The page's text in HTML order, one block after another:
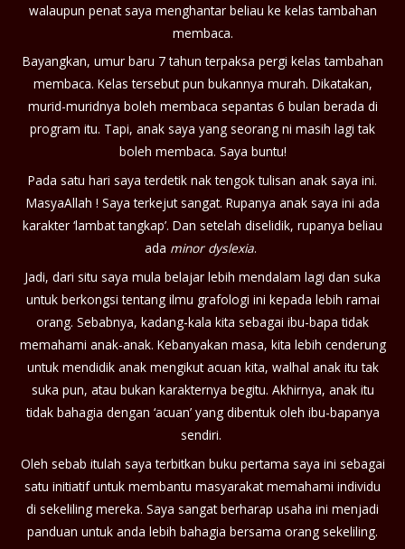
walaupun penat saya menghantar beliau ke kelas tambahan
membaca.
Bayangkan, umur baru 7 tahun terpaksa pergi kelas tambahan
membaca. Kelas tersebut pun bukannya murah. Dikatakan,
murid-muridnya boleh membaca sepantas 6 bulan berada di
program itu. Tapi, anak saya yang seorang ni masih lagi tak
boleh membaca. Saya buntu!
Pada satu hari saya terdetik nak tengok tulisan anak saya ini.
MasyaAllah ! Saya terkejut sangat. Rupanya anak saya ini ada
karakter ‘lambat tangkap’. Dan setelah diselidik, rupanya beliau
ada minor dyslexia.
Jadi, dari situ saya mula belajar lebih mendalam lagi dan suka
untuk berkongsi tentang ilmu grafologi ini kepada lebih ramai
orang. Sebabnya, kadang-kala kita sebagai ibu-bapa tidak
memahami anak-anak. Kebanyakan masa, kita lebih cenderung
untuk mendidik anak mengikut acuan kita, walhal anak itu tak
suka pun, atau bukan karakternya begitu. Akhirnya, anak itu
tidak bahagia dengan ‘acuan’ yang dibentuk oleh ibu-bapanya
sendiri.
Oleh sebab itulah saya terbitkan buku pertama saya ini sebagai
satu initiatif untuk membantu masyarakat memahami individu
di sekeliling mereka. Saya sangat berharap usaha ini menjadi
panduan untuk anda lebih bahagia bersama orang sekeliling.